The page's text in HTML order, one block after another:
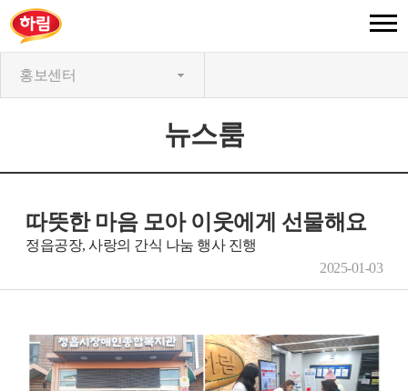
홍보센터
뉴스룸
따뜻한 마음 모아 이웃에게 선물해요
정읍공장, 사랑의 간식 나눔 행사 진행
2025-01-03